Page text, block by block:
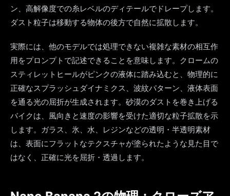
ン、高解像度での糸レベルのディテールでドレープします。
ダスト粒子は移動する物体の後方で自然に拡散します。
実際には、他のモデルでは処理できない複雑な素材の相互作
用をプロンプトで記述できることを意味します。クロームの
スティレットヒールがピンクの液体に踏み込むと、物理的に
正確なスプラッシュダイナミクス、波紋パターン、液体表面
を通る光の屈折が生成されます。砂漠のダストを巻き上げる
バイクは、風向きと速度の影響を受けた適切な粒子拡散を示
します。ガラス、氷、水、レジンなどの透明・半透明素材
は、表面にフラットなテクスチャが塗られたような見た目で
はなく、正確に光を屈折・透過します。